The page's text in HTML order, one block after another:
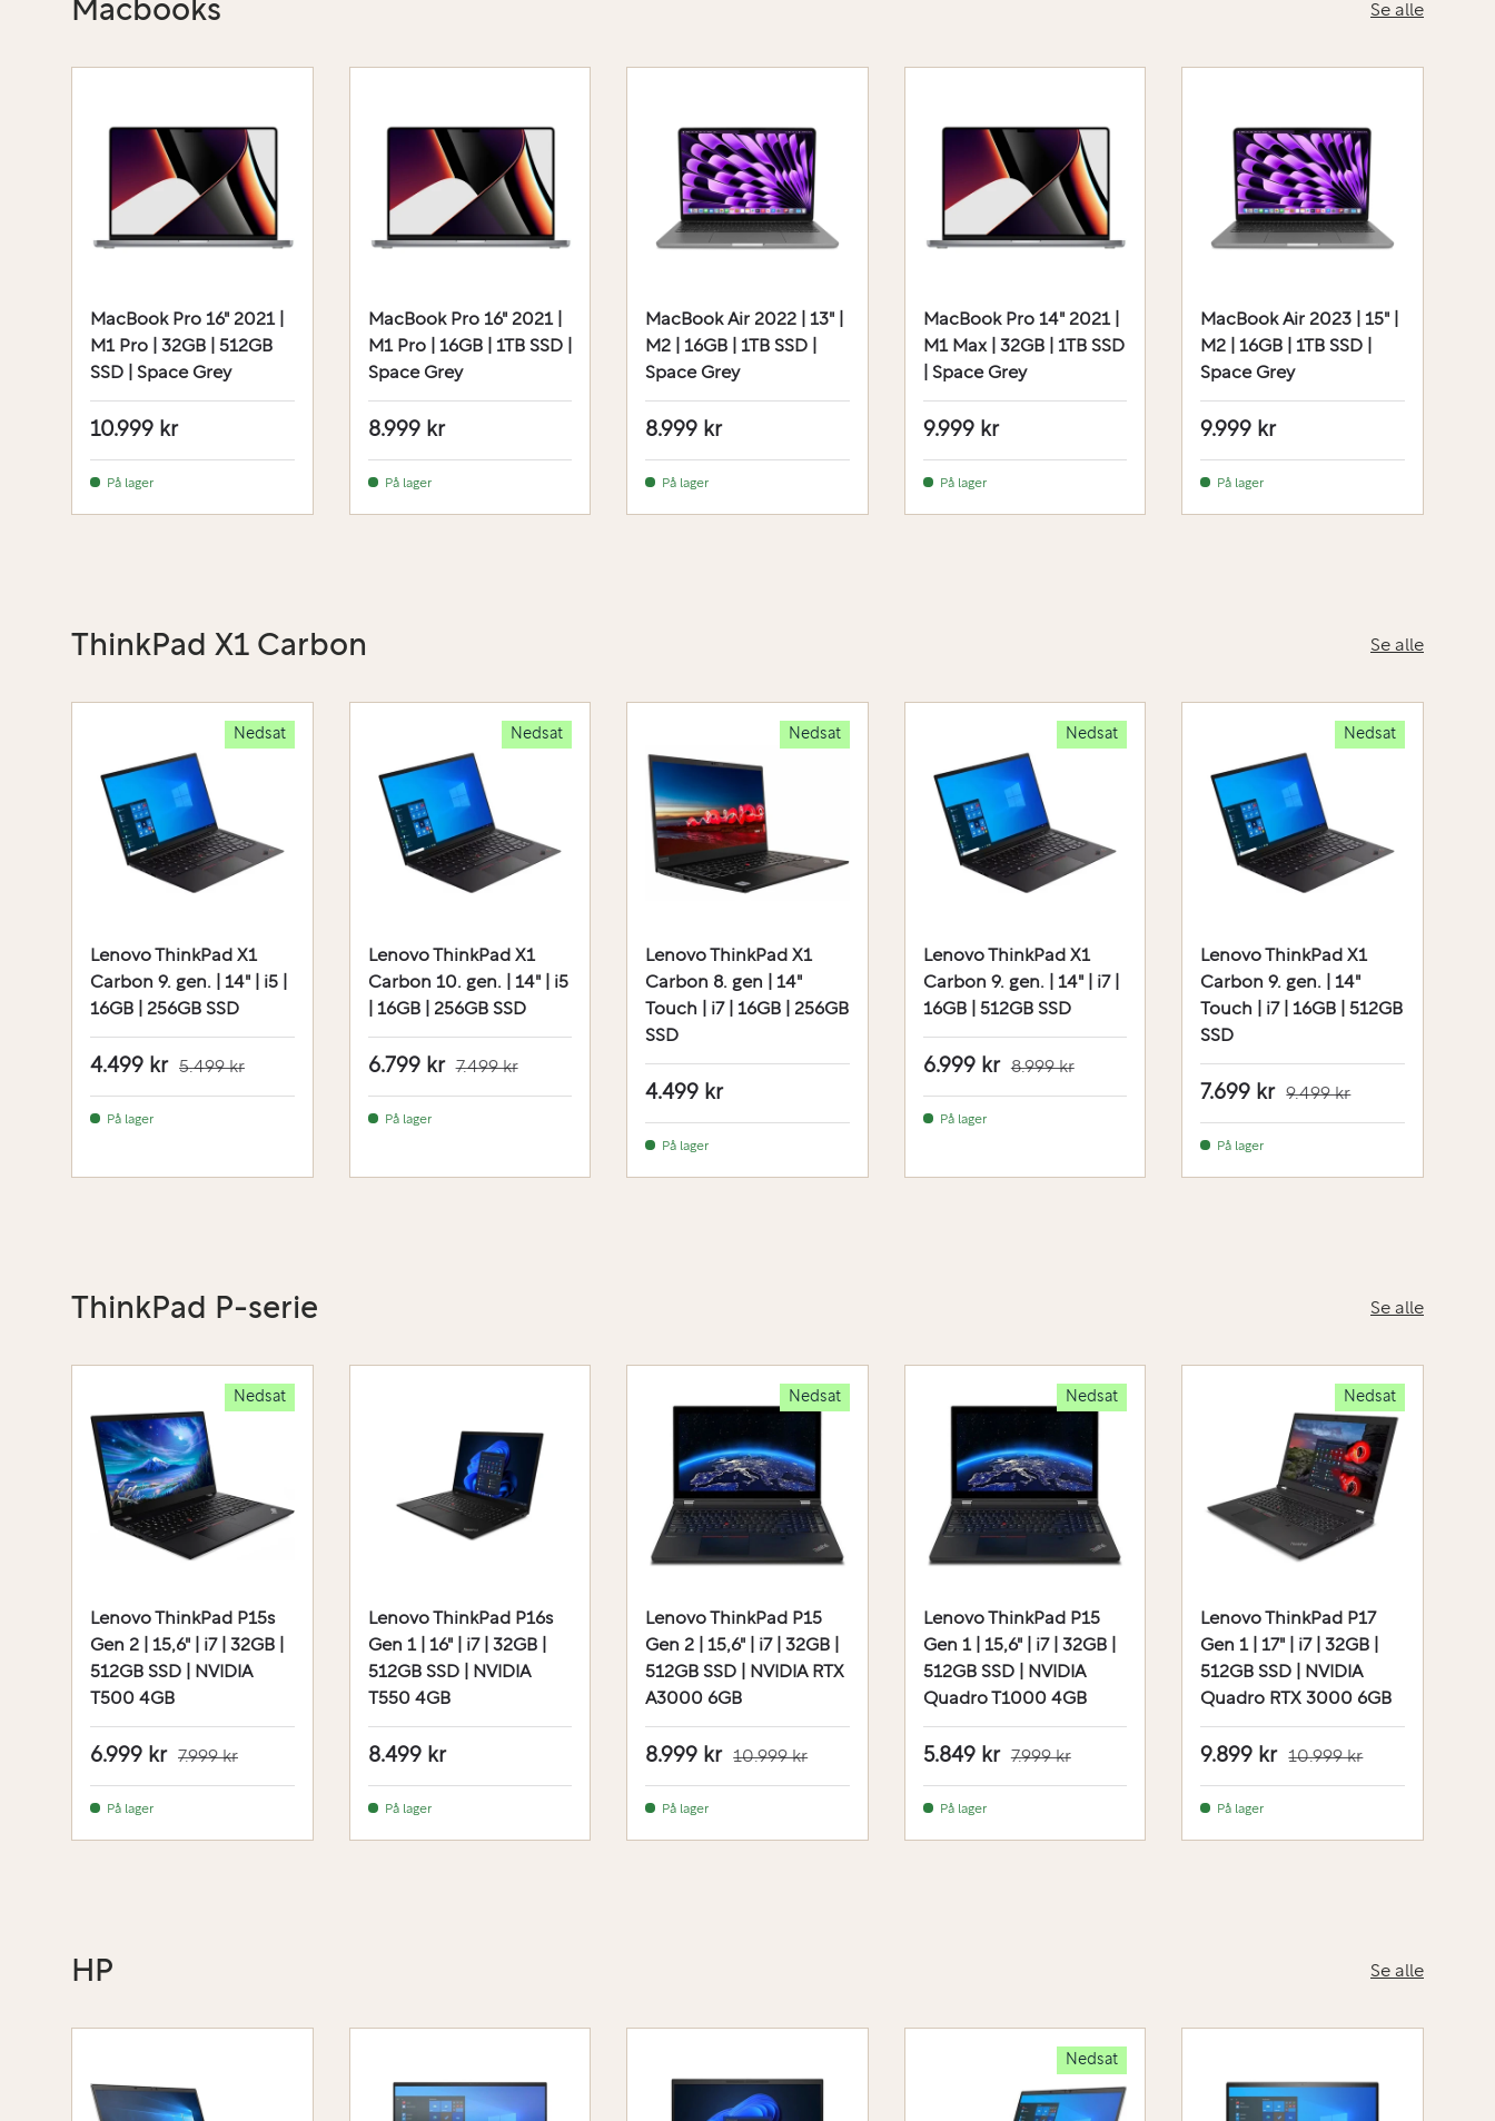
Macbooks Se alle
MacBook Pro 16" 2021 |
M1 Pro | 32GB | 512GB
SSD | Space Grey
10.999 kr
På lager
MacBook Pro 16" 2021 |
M1 Pro | 16GB | 1TB SSD |
Space Grey
8.999 kr
På lager
MacBook Air 2022 | 13" |
M2 | 16GB | 1TB SSD |
Space Grey
8.999 kr
På lager
MacBook Pro 14" 2021 |
M1 Max | 32GB | 1TB SSD
| Space Grey
9.999 kr
På lager
MacBook Air 2023 | 15" |
M2 | 16GB | 1TB SSD |
Space Grey
9.999 kr
På lager
ThinkPad X1 Carbon Se alle
Nedsat
Lenovo ThinkPad X1
Carbon 9. gen. | 14" | i5 |
16GB | 256GB SSD
4.499 kr 5.499 kr
På lager
Nedsat
Lenovo ThinkPad X1
Carbon 10. gen. | 14" | i5
| 16GB | 256GB SSD
6.799 kr 7.499 kr
På lager
Nedsat
Lenovo ThinkPad X1
Carbon 8. gen | 14"
Touch | i7 | 16GB | 256GB
SSD
4.499 kr
På lager
Nedsat
Lenovo ThinkPad X1
Carbon 9. gen. | 14" | i7 |
16GB | 512GB SSD
6.999 kr 8.999 kr
På lager
Nedsat
Lenovo ThinkPad X1
Carbon 9. gen. | 14"
Touch | i7 | 16GB | 512GB
SSD
7.699 kr 9.499 kr
På lager
ThinkPad P-serie Se alle
Nedsat
Lenovo ThinkPad P15s
Gen 2 | 15,6" | i7 | 32GB |
512GB SSD | NVIDIA
T500 4GB
6.999 kr 7.999 kr
På lager
Lenovo ThinkPad P16s
Gen 1 | 16" | i7 | 32GB |
512GB SSD | NVIDIA
T550 4GB
8.499 kr
På lager
Nedsat
Lenovo ThinkPad P15
Gen 2 | 15,6" | i7 | 32GB |
512GB SSD | NVIDIA RTX
A3000 6GB
8.999 kr 10.999 kr
På lager
Nedsat
Lenovo ThinkPad P15
Gen 1 | 15,6" | i7 | 32GB |
512GB SSD | NVIDIA
Quadro T1000 4GB
5.849 kr 7.999 kr
På lager
Nedsat
Lenovo ThinkPad P17
Gen 1 | 17" | i7 | 32GB |
512GB SSD | NVIDIA
Quadro RTX 3000 6GB
9.899 kr 10.999 kr
På lager
HP Se alle
Nedsat